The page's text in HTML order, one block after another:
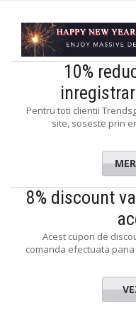
10%
Pentru toti clientii
site, soseste prin
8% discount
Acest cupon de
comanda efectuata